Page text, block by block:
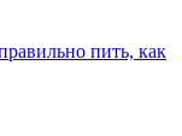
пить, как